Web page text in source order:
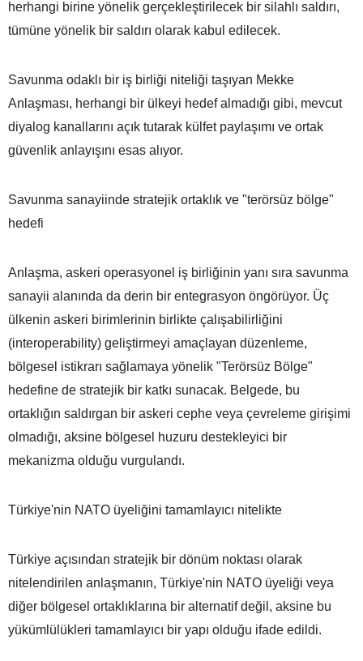
herhangi birine yönelik gerçekleştirilecek bir silahlı saldırı,
tümüne yönelik bir saldırı olarak kabul edilecek.
Savunma odaklı bir iş birliği niteliği taşıyan Mekke
Anlaşması, herhangi bir ülkeyi hedef almadığı gibi, mevcut
diyalog kanallarını açık tutarak külfet paylaşımı ve ortak
güvenlik anlayışını esas alıyor.
Savunma sanayiinde stratejik ortaklık ve "terörsüz bölge"
hedefi
Anlaşma, askeri operasyonel iş birliğinin yanı sıra savunma
sanayii alanında da derin bir entegrasyon öngörüyor. Üç
ülkenin askeri birimlerinin birlikte çalışabilirliğini
(interoperability) geliştirmeyi amaçlayan düzenleme,
bölgesel istikrarı sağlamaya yönelik "Terörsüz Bölge"
hedefine de stratejik bir katkı sunacak. Belgede, bu
ortaklığın saldırgan bir askeri cephe veya çevreleme girişimi
olmadığı, aksine bölgesel huzuru destekleyici bir
mekanizma olduğu vurgulandı.
Türkiye'nin NATO üyeliğini tamamlayıcı nitelikte
Türkiye açısından stratejik bir dönüm noktası olarak
nitelendirilen anlaşmanın, Türkiye'nin NATO üyeliği veya
diğer bölgesel ortaklıklarına bir alternatif değil, aksine bu
yükümlülükleri tamamlayıcı bir yapı olduğu ifade edildi.